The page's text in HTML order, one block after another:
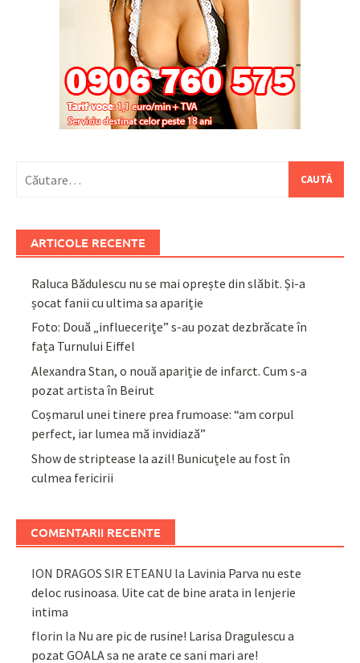
după:
ARTICOLE RECENTE
Raluca Bădulescu nu se mai oprește din slăbit. Și-a
șocat fanii cu ultima sa apariție
Foto: Două „influecerițe” s-au pozat dezbrăcate în
fața Turnului Eiffel
Alexandra Stan, o nouă apariție de infarct. Cum s-a
pozat artista în Beirut
Coșmarul unei tinere prea frumoase: “am corpul
perfect, iar lumea mă invidiază”
Show de striptease la azil! Bunicuțele au fost în
culmea fericirii
COMENTARII RECENTE
ION DRAGOS SIR ETEANU la Lavinia Parva nu este
deloc rusinoasa. Uite cat de bine arata in lenjerie
intima
florin la Nu are pic de rusine! Larisa Dragulescu a
pozat GOALA sa ne arate ce sani mari are!